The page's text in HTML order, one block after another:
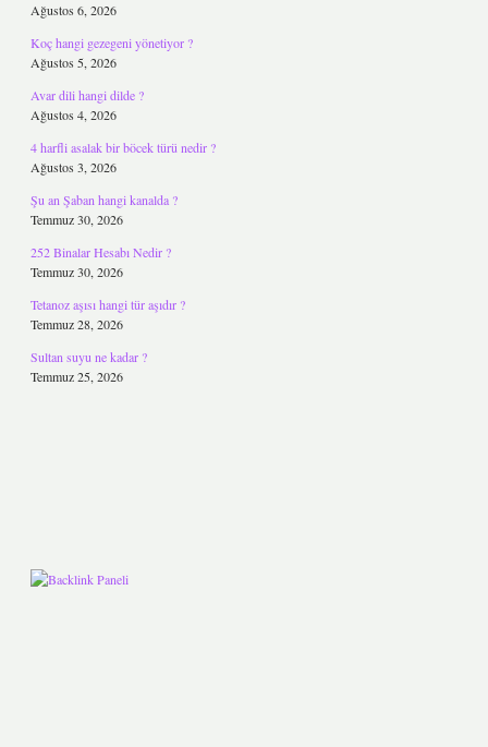
Ağustos 6, 2026
Koç hangi gezegeni yönetiyor ?
Ağustos 5, 2026
Avar dili hangi dilde ?
Ağustos 4, 2026
4 harfli asalak bir böcek türü nedir ?
Ağustos 3, 2026
Şu an Şaban hangi kanalda ?
Temmuz 30, 2026
252 Binalar Hesabı Nedir ?
Temmuz 30, 2026
Tetanoz aşısı hangi tür aşıdır ?
Temmuz 28, 2026
Sultan suyu ne kadar ?
Temmuz 25, 2026